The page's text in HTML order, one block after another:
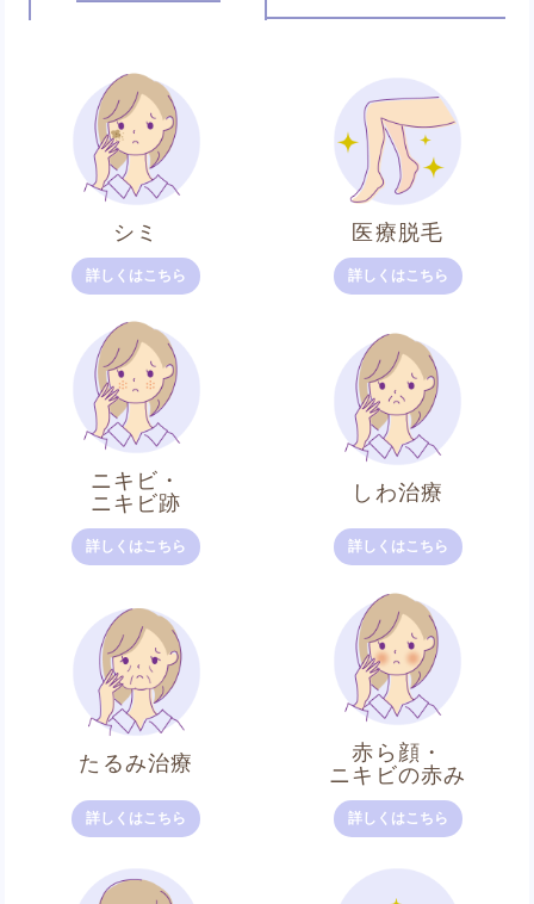
シミ
詳しくはこちら
医療脱毛
詳しくはこちら
ニキビ・
ニキビ跡
詳しくはこちら
しわ治療
詳しくはこちら
たるみ治療
詳しくはこちら
赤ら顔・
ニキビの赤み
詳しくはこちら